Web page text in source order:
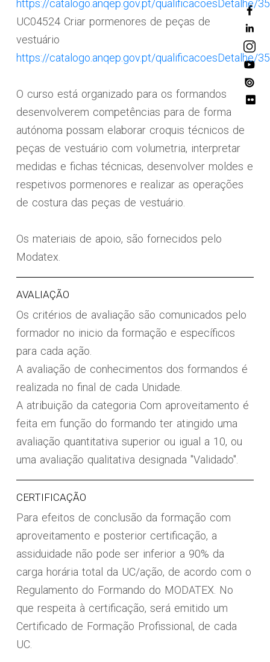
https://catalogo.anqep.gov.pt/qualificacoesDetalhe/
UC04524 Criar pormenores de peças de
vestuário
https://catalogo.anqep.gov.pt/qualificacoesDetalhe/
O curso está organizado para os formandos
desenvolverem competências para de forma
autónoma possam elaborar croquis técnicos de
peças de vestuário com volumetria, interpretar
medidas e fichas técnicas, desenvolver moldes e
respetivos pormenores e realizar as operações
de costura das peças de vestuário.
Os materiais de apoio, são fornecidos pelo
Modatex.
AVALIAÇÃO
Os critérios de avaliação são comunicados pelo
formador no inicio da formação e específicos
para cada ação.
A avaliação de conhecimentos dos formandos é
realizada no final de cada Unidade.
A atribuição da categoria Com aproveitamento é
feita em função do formando ter atingido uma
avaliação quantitativa superior ou igual a 10, ou
uma avaliação qualitativa designada "Validado".
CERTIFICAÇÃO
Para efeitos de conclusão da formação com
aproveitamento e posterior certificação, a
assiduidade não pode ser inferior a 90% da
carga horária total da UC/ação, de acordo com o
Regulamento do Formando do MODATEX. No
que respeita à certificação, será emitido um
Certificado de Formação Profissional, de cada
UC.